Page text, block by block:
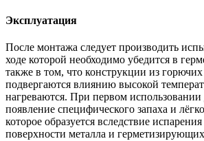
Эксплуатация
После монтажа следует производить
ходе которой необходимо убедится в
также в том, что конструкции из
подвергаются влиянию высокой
нагреваются. При первом
появление специфического запаха и
которое образуется вследствие
поверхности металла и герметизирующих